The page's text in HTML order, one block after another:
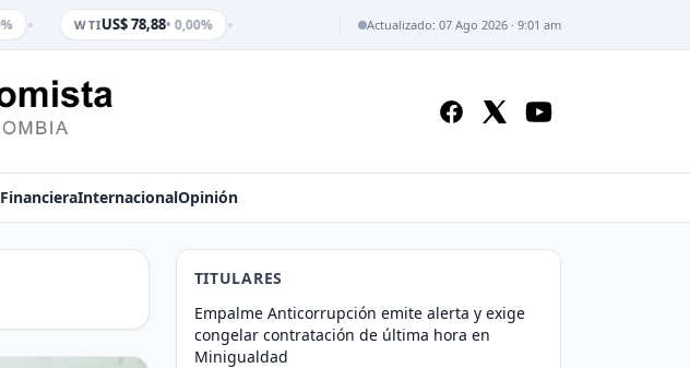
• WTIUS$ 78,88• 0,00% • Actualizado: 07 Ago 2026 · 9:01 am
FinancieraInternacionalOpinión
TITULARES
Empalme Anticorrupción emite alerta y exige
congelar contratación de última hora en
Minigualdad